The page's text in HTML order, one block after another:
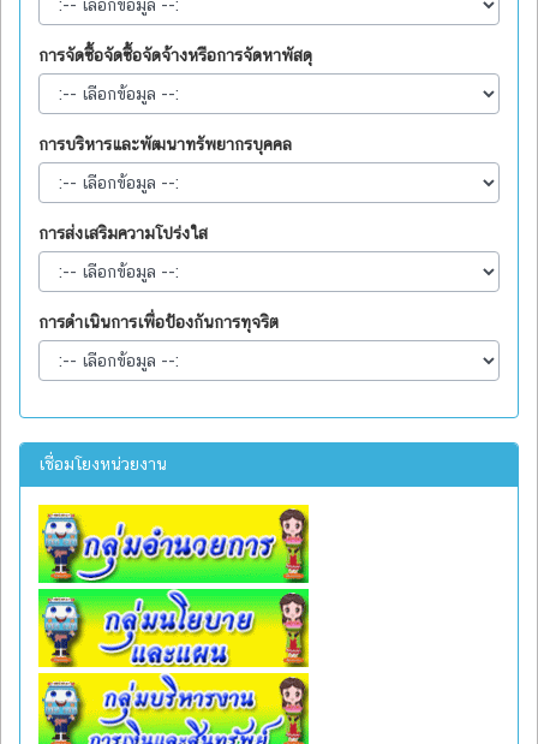
การจัดซื้อจัดซื้อจัดจ้างหรือการจัดหาพัสดุ
การบริหารและพัฒนาทรัพยากรบุคคล
การส่งเสริมความโปร่งใส
การดำเนินการเพื่อป้องกันการทุจริต
เชื่อมโยงหน่วยงาน